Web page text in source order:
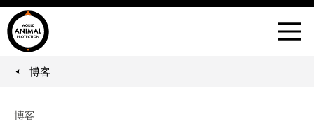
界
物
菜
You are here:
博客
博客